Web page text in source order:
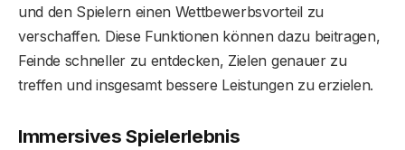
und den Spielern einen Wettbewerbsvorteil zu
verschaffen. Diese Funktionen können dazu beitragen,
Feinde schneller zu entdecken, Zielen genauer zu
treffen und insgesamt bessere Leistungen zu erzielen.
Immersives Spielerlebnis